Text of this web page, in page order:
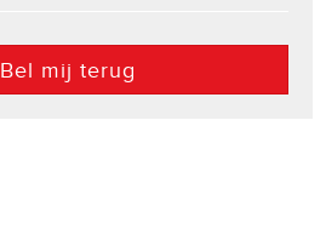
Bel mij terug